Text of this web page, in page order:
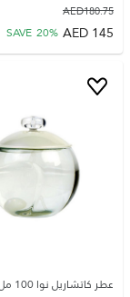
180.75
AED
145
AED
SAVE 20%
عطر كاتشاريل نوا 100 مل للنساء